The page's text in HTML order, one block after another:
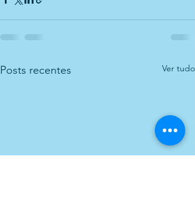
Posts recentes Ver tudo